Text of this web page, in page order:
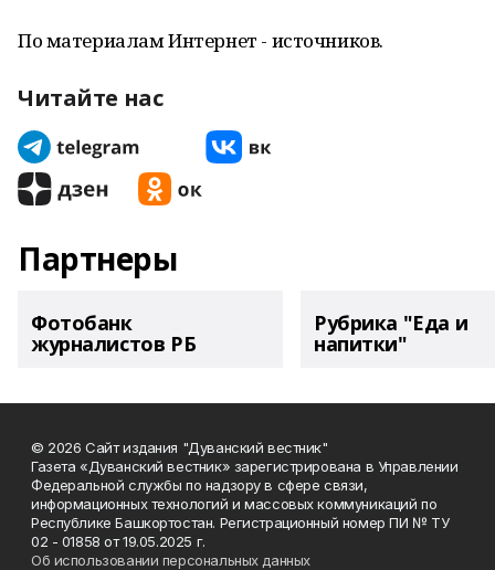
По материалам Интернет - источников.
Читайте нас
Партнеры
Фотобанк
журналистов РБ
Рубрика "Еда и
напитки"
© 2026 Сайт издания "Дуванский вестник"
Газета «Дуванский вестник» зарегистрирована в Управлении
Федеральной службы по надзору в сфере связи,
информационных технологий и массовых коммуникаций по
Республике Башкортостан. Регистрационный номер ПИ № ТУ
02 - 01858 от 19.05.2025 г.
Об использовании персональных данных